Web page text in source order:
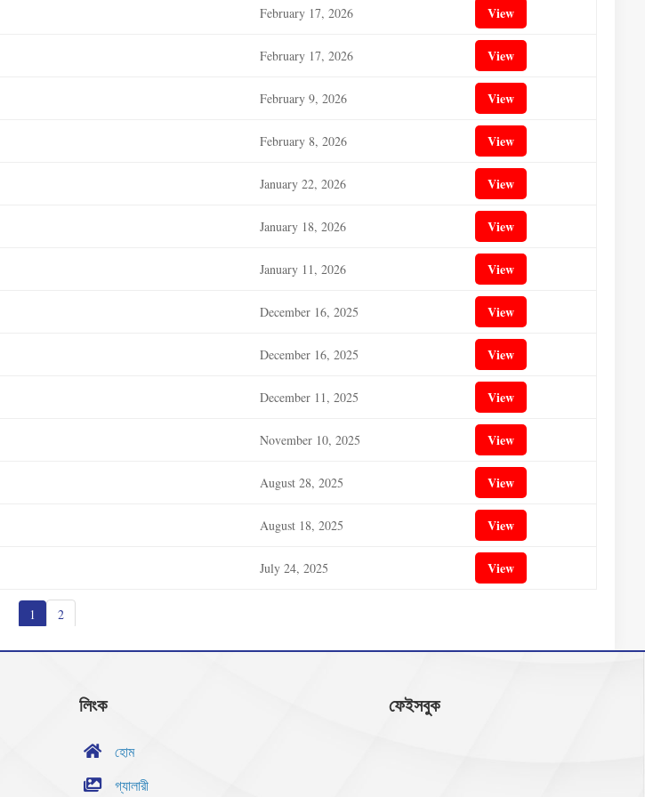
February 17, 2026 View
February 17, 2026 View
February 9, 2026 View
February 8, 2026 View
January 22, 2026 View
January 18, 2026 View
January 11, 2026 View
December 16, 2025 View
December 16, 2025 View
December 11, 2025 View
November 10, 2025 View
August 28, 2025 View
August 18, 2025 View
July 24, 2025 View
1 2
লিংক
হোম
গ্যালারী
ফেইসবুক